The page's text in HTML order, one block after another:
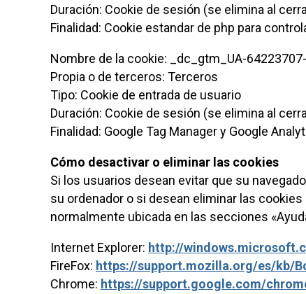
Duración: Cookie de sesión (se elimina al
Finalidad: Cookie estandar de php para
Nombre de la cookie: _dc_gtm_UA-
Propia o de terceros: Terceros
Tipo: Cookie de entrada de usuario
Duración: Cookie de sesión (se elimina al
Finalidad: Google Tag Manager y Google
Cómo desactivar o eliminar las cookies
Si los usuarios desean evitar que su
su ordenador o si desean eliminar las
normalmente ubicada en las secciones
Internet Explorer: http://
FireFox: https://support.mozilla.org/es/kb/
Chrome: https://support.google.com/